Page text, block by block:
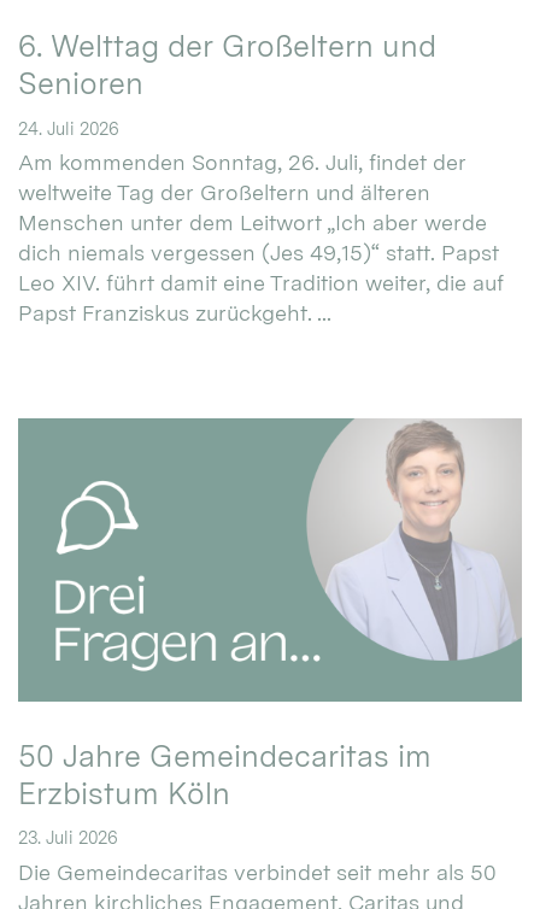
6. Welttag der Großeltern und
Senioren
24. Juli 2026
Am kommenden Sonntag, 26. Juli, findet der
weltweite Tag der Großeltern und älteren
Menschen unter dem Leitwort „Ich aber werde
dich niemals vergessen (Jes 49,15)“ statt. Papst
Leo XIV. führt damit eine Tradition weiter, die auf
Papst Franziskus zurückgeht. ...
50 Jahre Gemeindecaritas im
Erzbistum Köln
23. Juli 2026
Die Gemeindecaritas verbindet seit mehr als 50
Jahren kirchliches Engagement, Caritas und